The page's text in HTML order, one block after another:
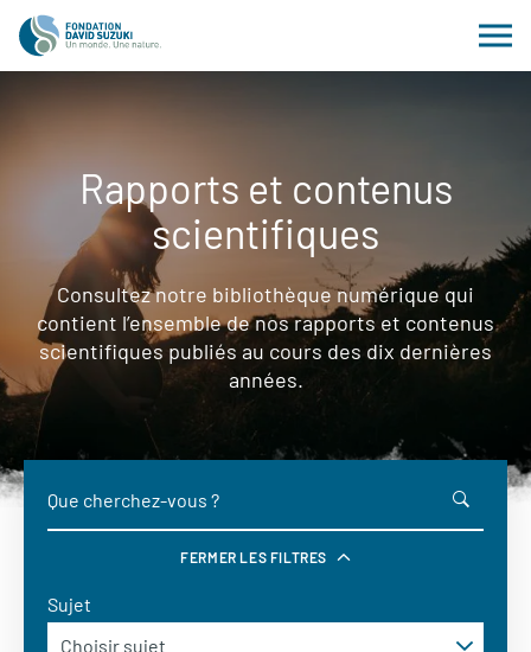
Rapports et contenus
scientifiques
Consultez notre bibliothèque numérique qui
contient l’ensemble de nos rapports et contenus
scientifiques publiés au cours des dix dernières
années.
FERMER LES FILTRES
Sujet